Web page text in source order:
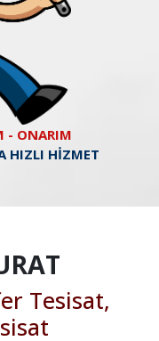
- ONARIM
HIZLI HİZMET
Tesisat,